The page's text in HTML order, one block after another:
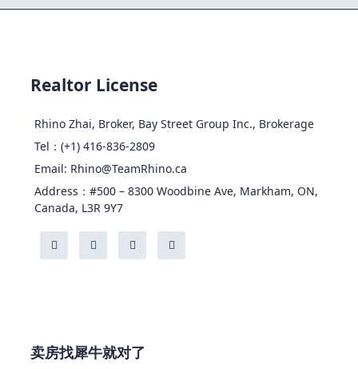
Realtor License
Rhino Zhai, Broker, Bay Street Group Inc., Brokerage
Tel：(+1) 416-836-2809
Email: Rhino@TeamRhino.ca
Address：#500 – 8300 Woodbine Ave, Markham, ON,
Canada, L3R 9Y7
卖房找犀牛就对了